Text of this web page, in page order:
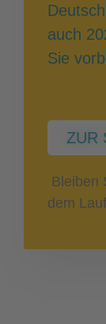
auch
Sie
ZUR
Bleiben
dem